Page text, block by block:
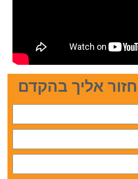
אליך בהקדם